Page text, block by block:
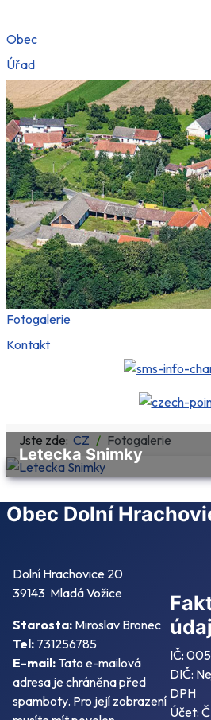
Obec
Úřad
Fotogalerie
Kontakt
Jste zde: CZ Fotogalerie
Letecka Snimky
Obec Dolní
Dolní Hrachovice 20
39143 Mladá Vožice
Starosta: Miroslav Bronec
Tel: 731256785
E-mail: Tato e-mailová
adresa je chráněna před
spamboty. Pro její zobrazení
IČ:
DIČ:
DPH
Účet: